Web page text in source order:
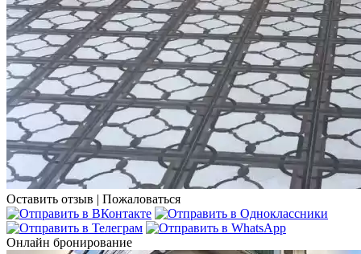
Оставить отзыв | Пожаловаться
Онлайн бронирование